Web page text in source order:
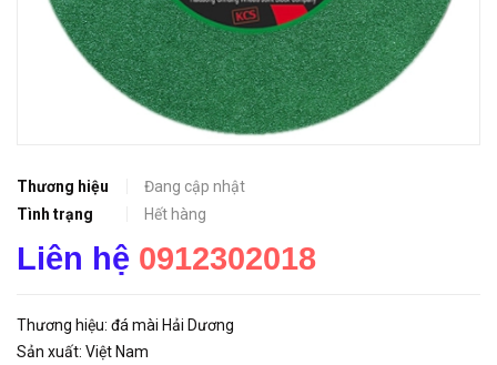
Thương hiệu
Đang cập nhật
Tình trạng
Hết hàng
Liên hệ 0912302018
Thương hiệu: đá mài Hải Dương
Sản xuất: Việt Nam